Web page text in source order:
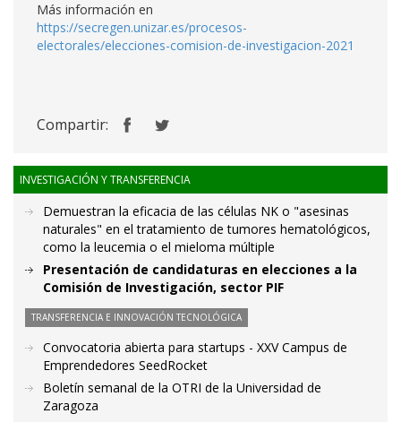
Más información en
https://secregen.unizar.es/procesos-
electorales/elecciones-comision-de-investigacion-2021
Compartir:
INVESTIGACIÓN Y TRANSFERENCIA
Demuestran la eficacia de las células NK o "asesinas
naturales" en el tratamiento de tumores hematológicos,
como la leucemia o el mieloma múltiple
Presentación de candidaturas en elecciones a la
Comisión de Investigación, sector PIF
TRANSFERENCIA E INNOVACIÓN TECNOLÓGICA
Convocatoria abierta para startups - XXV Campus de
Emprendedores SeedRocket
Boletín semanal de la OTRI de la Universidad de
Zaragoza